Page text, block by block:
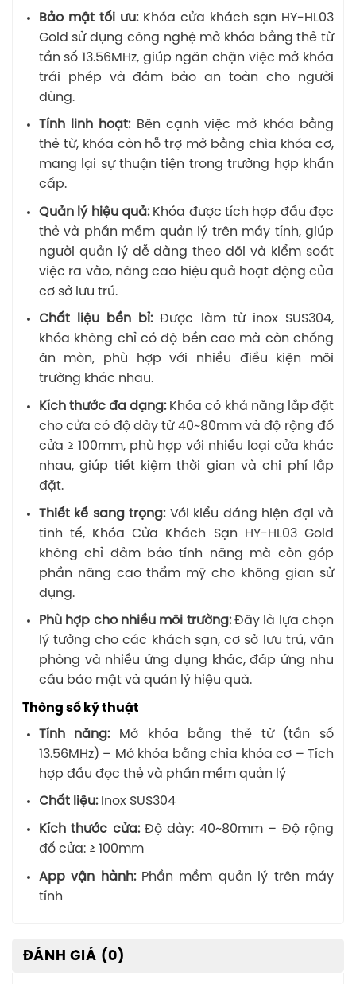
Bảo mật tối ưu:Khóa cửa khách sạn HY-HL03
Gold sử dụng công nghệ mở khóa bằng thẻ từ
tần số 13.56MHz, giúp ngăn chặn việc mở khóa
trái phép và đảm bảo an toàn cho người
dùng.
Tính linh hoạt:Bên cạnh việc mở khóa bằng
thẻ từ, khóa còn hỗ trợ mở bằng chìa khóa cơ,
mang lại sự thuận tiện trong trường hợp khẩn
cấp.
Quản lý hiệu quả: Khóa được tích hợp đầu đọc
thẻ và phần mềm quản lý trên máy tính, giúp
người quản lý dễ dàng theo dõi và kiểm soát
việc ra vào, nâng cao hiệu quả hoạt động của
cơ sở lưu trú.
Chất liệu bền bỉ:Được làm từ inox SUS304,
khóa không chỉ có độ bền cao mà còn chống
ăn mòn, phù hợp với nhiều điều kiện môi
trường khác nhau.
Kích thước đa dạng: Khóa có khả năng lắp đặt
cho cửa có độ dày từ 40~80mm và độ rộng đố
cửa ≥ 100mm, phù hợp với nhiều loại cửa khác
nhau, giúp tiết kiệm thời gian và chi phí lắp
đặt.
Thiết kế sang trọng:Với kiểu dáng hiện đại và
tinh tế, Khóa Cửa Khách Sạn HY-HL03 Gold
không chỉ đảm bảo tính năng mà còn góp
phần nâng cao thẩm mỹ cho không gian sử
dụng.
Phù hợp cho nhiều môi trường:Đây là lựa chọn
lý tưởng cho các khách sạn, cơ sở lưu trú, văn
phòng và nhiều ứng dụng khác, đáp ứng nhu
cầu bảo mật và quản lý hiệu quả.
Thông số kỹ thuật
Tính năng:
Mở khóa bằng thẻ từ (tần số
13.56MHz) – Mở khóa bằng chìa khóa cơ – Tích
hợp đầu đọc thẻ và phần mềm quản lý
Chất liệu: Inox SUS304
Kích thước cửa:Độ dày: 40~80mm – Độ rộng
đố cửa: ≥ 100mm
App vận hành: Phần mềm quản lý trên máy
tính
ĐÁNH GIÁ (0)